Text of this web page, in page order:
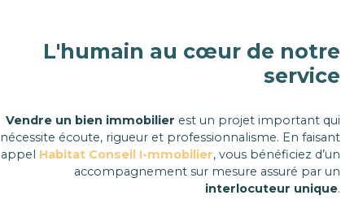
L'humain au cœur de notre
service
Vendre un bien immobilier est un projet important qui
nécessite écoute, rigueur et professionnalisme. En faisant
appel Habitat Conseil I-mmobilier, vous bénéficiez d’un
accompagnement sur mesure assuré par un
interlocuteur unique.